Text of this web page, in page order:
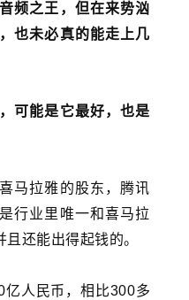
频之王，但在来势汹
也未必真的能走上几
可能是它最好，也是
马拉雅的股东，腾讯
行业里唯一和喜马拉
还能出得起钱的。
人民币，相比300多